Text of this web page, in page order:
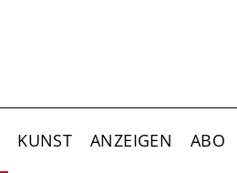
KUNST ANZEIGEN ABO